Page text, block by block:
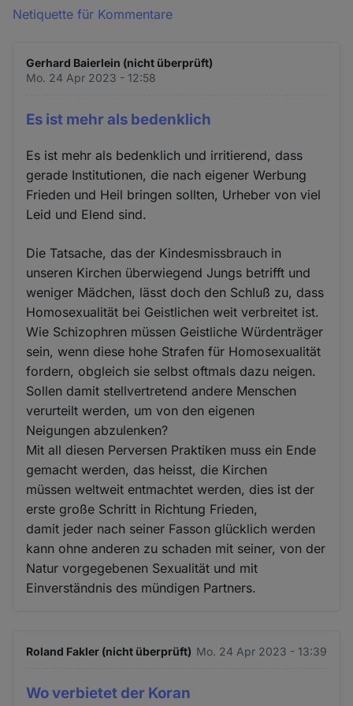
Netiquette für Kommentare
Gerhard Baierlein (nicht überprüft)
Mo. 24 Apr 2023 - 12:58
Es ist mehr als bedenklich
Es ist mehr als bedenklich und irritierend, dass
gerade Institutionen, die nach eigener Werbung
Frieden und Heil bringen sollten, Urheber von viel
Leid und Elend sind.
Die Tatsache, das der Kindesmissbrauch in
unseren Kirchen überwiegend Jungs betrifft und
weniger Mädchen, lässt doch den Schluß zu, dass
Homosexualität bei Geistlichen weit verbreitet ist.
Wie Schizophren müssen Geistliche Würdenträger
sein, wenn diese hohe Strafen für Homosexualität
fordern, obgleich sie selbst oftmals dazu neigen.
Sollen damit stellvertretend andere Menschen
verurteilt werden, um von den eigenen
Neigungen abzulenken?
Mit all diesen Perversen Praktiken muss ein Ende
gemacht werden, das heisst, die Kirchen
müssen weltweit entmachtet werden, dies ist der
erste große Schritt in Richtung Frieden,
damit jeder nach seiner Fasson glücklich werden
kann ohne anderen zu schaden mit seiner, von der
Natur vorgegebenen Sexualität und mit
Einverständnis des mündigen Partners.
Roland Fakler (nicht überprüft) Mo. 24 Apr 2023 - 13:39
Wo verbietet der Koran